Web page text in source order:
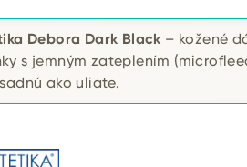
Debora Dark Black – kožené
s jemným zateplením
ako uliate.